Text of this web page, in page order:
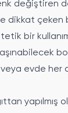
değiştiren
dikkat
bir
evde her
yapılmış